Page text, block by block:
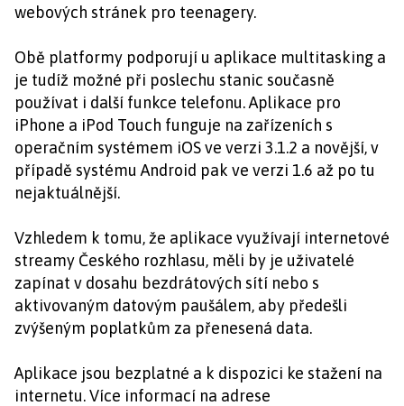
webových stránek pro teenagery.
Obě platformy podporují u aplikace multitasking a
je tudíž možné při poslechu stanic současně
používat i další funkce telefonu. Aplikace pro
iPhone a iPod Touch funguje na zařízeních s
operačním systémem iOS ve verzi 3.1.2 a novější, v
případě systému Android pak ve verzi 1.6 až po tu
nejaktuálnější.
Vzhledem k tomu, že aplikace využívají internetové
streamy Českého rozhlasu, měli by je uživatelé
zapínat v dosahu bezdrátových sítí nebo s
aktivovaným datovým paušálem, aby předešli
zvýšeným poplatkům za přenesená data.
Aplikace jsou bezplatné a k dispozici ke stažení na
internetu. Více informací na adrese